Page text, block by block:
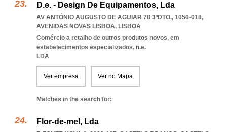
D.e. - Design De Equipamentos, Lda
AV ANTÓNIO AUGUSTO DE AGUIAR 78 3ºDTO., 1050-018,
AVENIDAS NOVAS LISBOA, LISBOA
Comércio a retalho de outros produtos novos, em
estabelecimentos especializados, n.e.
LDA
Ver empresa Ver no Mapa
Matches in the search for:
Flor-de-mel, Lda